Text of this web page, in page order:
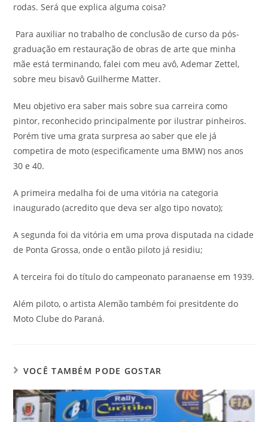
rodas. Será que explica alguma coisa?
Para auxiliar no trabalho de conclusão de curso da pós-
graduação em restauração de obras de arte que minha
mãe está terminando, falei com meu avô, Ademar Zettel,
sobre meu bisavô Guilherme Matter.
Meu objetivo era saber mais sobre sua carreira como
pintor, reconhecido principalmente por ilustrar pinheiros.
Porém tive uma grata surpresa ao saber que ele já
competira de moto (especificamente uma BMW) nos anos
30 e 40.
A primeira medalha foi de uma vitória na categoria
inaugurado (acredito que deva ser algo tipo novato);
A segunda foi da vitória em uma prova disputada na cidade
de Ponta Grossa, onde o então piloto já residiu;
A terceira foi do título do campeonato paranaense em 1939.
Além piloto, o artista Alemão também foi presitdente do
Moto Clube do Paraná.
VOCÊ TAMBÉM PODE GOSTAR